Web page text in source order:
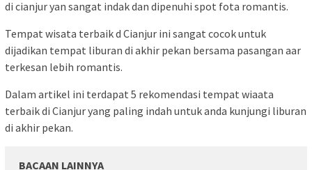
di cianjur yan sangat indak dan dipenuhi spot fota romantis.
Tempat wisata terbaik d Cianjur ini sangat cocok untuk
dijadikan tempat liburan di akhir pekan bersama pasangan aar
terkesan lebih romantis.
Dalam artikel ini terdapat 5 rekomendasi tempat wiaata
terbaik di Cianjur yang paling indah untuk anda kunjungi liburan
di akhir pekan.
BACAAN LAINNYA